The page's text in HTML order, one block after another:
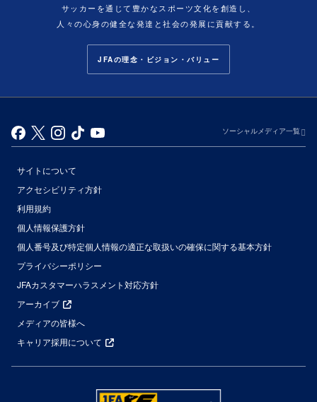
サッカーを通じて豊かなスポーツ文化を創造し、
人々の心身の健全な発達と社会の発展に貢献する。
JFAの理念・ビジョン・バリュー
ソーシャルメディア一覧
サイトについて
アクセシビリティ方針
利用規約
個人情報保護方針
個人番号及び特定個人情報の適正な取扱いの確保に関する基本方針
プライバシーポリシー
JFAカスタマーハラスメント対応方針
アーカイブ
メディアの皆様へ
キャリア採用について